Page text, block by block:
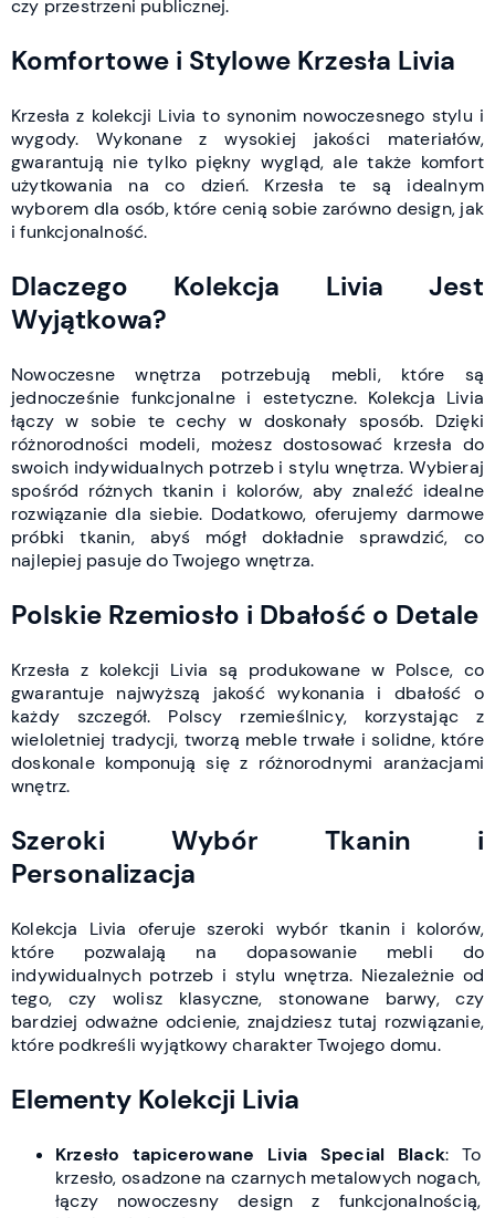
czy przestrzeni publicznej.
Komfortowe i Stylowe Krzesła Livia
Krzesła z kolekcji Livia to synonim nowoczesnego stylu i
wygody. Wykonane z wysokiej jakości materiałów,
gwarantują nie tylko piękny wygląd, ale także komfort
użytkowania na co dzień. Krzesła te są idealnym
wyborem dla osób, które cenią sobie zarówno design, jak
i funkcjonalność.
Dlaczego Kolekcja Livia Jest
Wyjątkowa?
Nowoczesne wnętrza potrzebują mebli, które są
jednocześnie funkcjonalne i estetyczne. Kolekcja Livia
łączy w sobie te cechy w doskonały sposób. Dzięki
różnorodności modeli, możesz dostosować krzesła do
swoich indywidualnych potrzeb i stylu wnętrza. Wybieraj
spośród różnych tkanin i kolorów, aby znaleźć idealne
rozwiązanie dla siebie. Dodatkowo, oferujemy darmowe
próbki tkanin, abyś mógł dokładnie sprawdzić, co
najlepiej pasuje do Twojego wnętrza.
Polskie Rzemiosło i Dbałość o Detale
Krzesła z kolekcji Livia są produkowane w Polsce, co
gwarantuje najwyższą jakość wykonania i dbałość o
każdy szczegół. Polscy rzemieślnicy, korzystając z
wieloletniej tradycji, tworzą meble trwałe i solidne, które
doskonale komponują się z różnorodnymi aranżacjami
wnętrz.
Szeroki Wybór Tkanin i
Personalizacja
Kolekcja Livia oferuje szeroki wybór tkanin i kolorów,
które pozwalają na dopasowanie mebli do
indywidualnych potrzeb i stylu wnętrza. Niezależnie od
tego, czy wolisz klasyczne, stonowane barwy, czy
bardziej odważne odcienie, znajdziesz tutaj rozwiązanie,
które podkreśli wyjątkowy charakter Twojego domu.
Elementy Kolekcji Livia
Krzesło tapicerowane Livia Special Black: To
krzesło, osadzone na czarnych metalowych nogach,
łączy nowoczesny design z funkcjonalnością,